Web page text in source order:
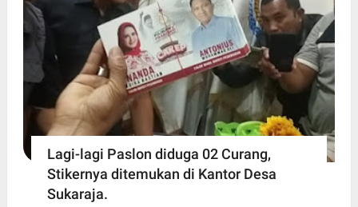
Lagi-lagi Paslon diduga 02 Curang,
Stikernya ditemukan di Kantor Desa
Sukaraja.